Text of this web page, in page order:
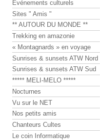
Evénements culturels
Sites " Amis "
** AUTOUR DU MONDE **
Trekking en amazonie
« Montagnards » en voyage
Sunrises & sunsets ATW Nord
Sunrises & sunsets ATW Sud
***** MELI-MELO *****
Nocturnes
Vu sur le NET
Nos petits amis
Chanteurs Cultes
Le coin Informatique